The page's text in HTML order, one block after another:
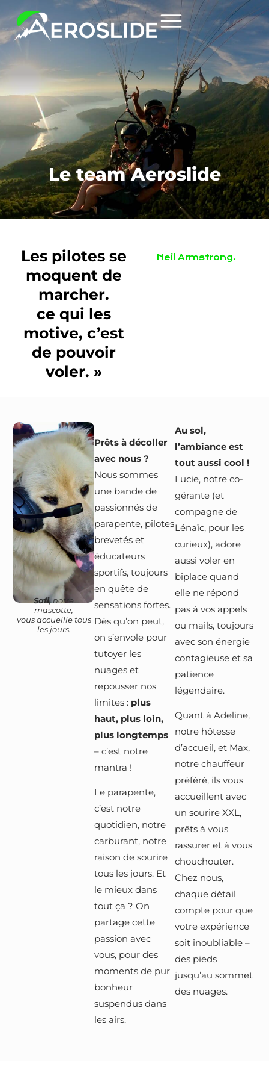
Le team Aeroslide
Les pilotes se
moquent de
marcher.
ce qui les
motive, c’est
de pouvoir
voler. »
Neil Armstrong.
Prêts à décoller
avec nous ?
Nous sommes
une bande de
passionnés de
parapente, pilotes
brevetés et
éducateurs
sportifs, toujours
en quête de
sensations fortes.
Dès qu’on peut,
on s’envole pour
tutoyer les
nuages et
repousser nos
limites : plus
haut, plus loin,
plus longtemps
– c’est notre
mantra !
Le parapente,
c’est notre
quotidien, notre
carburant, notre
raison de sourire
tous les jours. Et
le mieux dans
tout ça ? On
partage cette
passion avec
vous, pour des
moments de pur
bonheur
suspendus dans
les airs.
Au sol,
l’ambiance est
tout aussi cool !
Lucie, notre co-
gérante (et
compagne de
Lénaïc, pour les
curieux), adore
aussi voler en
biplace quand
elle ne répond
pas à vos appels
ou mails, toujours
avec son énergie
contagieuse et sa
patience
légendaire.
Quant à Adeline,
notre hôtesse
d’accueil, et Max,
notre chauffeur
préféré, ils vous
accueillent avec
un sourire XXL,
prêts à vous
rassurer et à vous
chouchouter.
Chez nous,
chaque détail
compte pour que
votre expérience
soit inoubliable –
des pieds
jusqu’au sommet
des nuages.
Safi, notre
mascotte,
vous accueille tous
les jours.